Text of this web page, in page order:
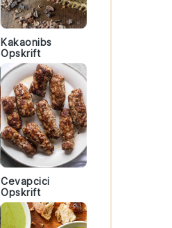
Kakaonibs
Opskrift
Cevapcici
Opskrift